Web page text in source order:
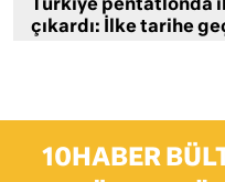
Türkiye pentatlonda
çıkardı: İlke tarihe
10HABER